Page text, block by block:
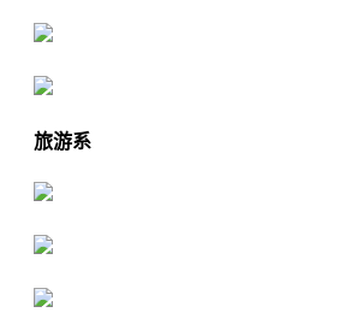
旅游系